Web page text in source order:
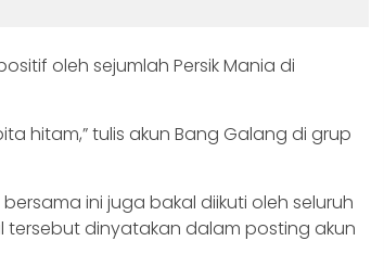
oleh sejumlah Persik Mania di
hitam,” tulis akun Bang Galang di grup
ini juga bakal diikuti oleh seluruh
tersebut dinyatakan dalam posting akun